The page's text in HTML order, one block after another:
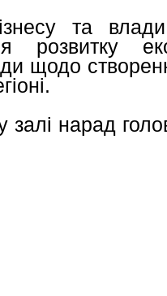
та
розвитку
щодо
у залі нарад